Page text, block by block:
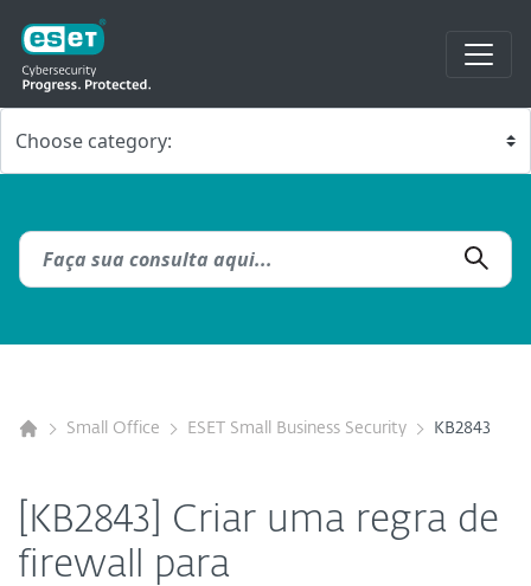
Small Office ESET Small Business Security KB2843
[KB2843] Criar uma regra de
firewall para